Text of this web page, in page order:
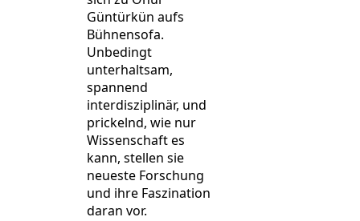
Güntürkün aufs
Bühnensofa.
Unbedingt
unterhaltsam,
spannend
interdisziplinär, und
prickelnd, wie nur
Wissenschaft es
kann, stellen sie
neueste Forschung
und ihre Faszination
daran vor.